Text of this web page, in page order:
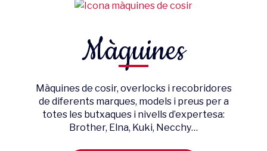
Màquines
Màquines de cosir, overlocks i recobridores
de diferents marques, models i preus per a
totes les butxaques i nivells d’expertesa:
Brother, Elna, Kuki, Necchy…